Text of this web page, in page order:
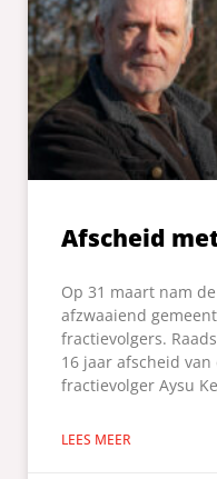
Afscheid
Op 31 maart nam
afzwaaiend
fractievolgers.
16 jaar afscheid
fractievolger Aysu
LEES MEER